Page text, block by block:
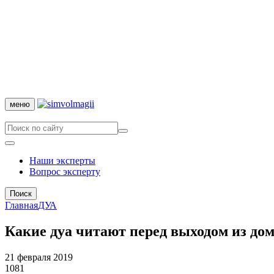
меню
Наши эксперты
Вопрос эксперту
Поиск
ГлавнаяДУА
Какие дуа читают перед выходом из
21 февраля 2019
1081